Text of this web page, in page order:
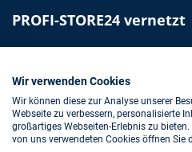
Wir verwenden Cookies
Wir können diese zur Analyse unserer
Webseite zu verbessern, personalisierte
großartiges Webseiten-Erlebnis zu
von uns verwendeten Cookies öffnen Sie
PROFI-STORE24 vernetzt
Bestellung
Impressum AGB